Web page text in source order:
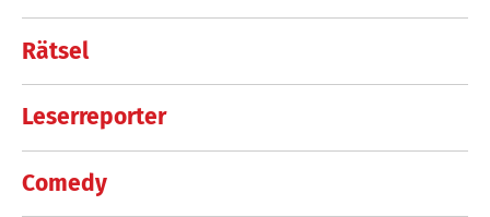
Rätsel
Leserreporter
Comedy